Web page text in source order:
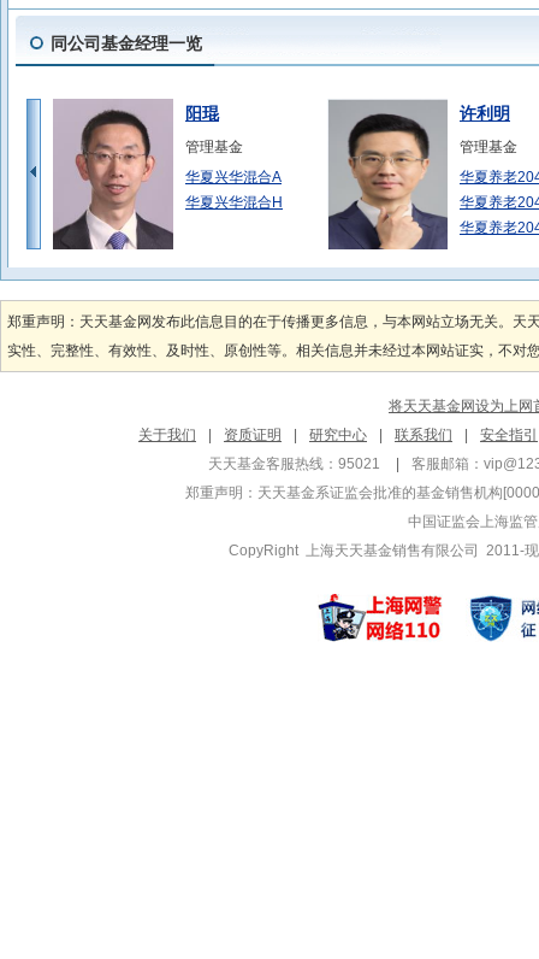
同公司基金经理一览
阳琨
管理基金
华夏兴华混合A
华夏兴华混合H
许利明
管理基金
华夏养老
华夏养老
华夏养老
袁英杰
管理基金
华夏沪深300指
华夏沪深300指
徐猛
管理基金
华夏恒生
华夏恒生
管理基金
华夏回报二号混合
管理基金
华夏全球股
华夏全球科
管理基金
华夏中证
郑重声明：天天基金网发布此信息目的在于传播更多信息，与本网站立场无关。
实性、完整性、有效性、及时性、原创性等。相关信息并未经过本网站证实，不
将天天基金网设为上网
关于我们
资质证明 研究中心 联系我们
安全指引
天天基金客服热线：95021
客服邮箱：
郑重声明： 天天基金系证监会批准的基金销售机构
中国证监会上海监
CopyRight 上海天天基金销售有限公司 2011-